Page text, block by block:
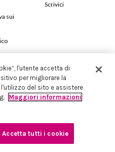
sui
Scrivici
Monte Nero, 84 - 20135 Milano
- Capitale Sociale 258.250 €
nr.198004 e REA nr.1051898
l'utente accetta di
per migliorare la
del sito e assistere
Maggiori informazioni
Accetta tutti i cookie